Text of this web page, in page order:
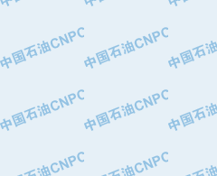
·瓦卢瑞克.曼内斯曼石油专用管（德
·无锡西姆莱斯石油专用管制造有限公
·太原钢铁(集团)有限公司
·马鞍山钢铁股份有限公司